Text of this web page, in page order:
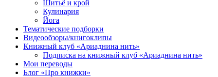
Шитьё и крой
Кулинария
Йога
Тематические подборки
Видеообзоры/книгоклипы
Книжный клуб «Ариаднина нить»
Подписка на книжный клуб «Ариаднина нить»
Мои переводы
Блог «Про книжки»